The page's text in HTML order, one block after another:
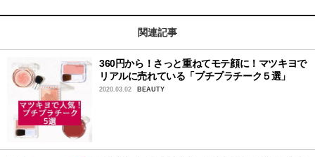
関連記事
360円から！さっと重ねてモテ顔に！マツキヨで
リアルに売れている「プチプラチーク５選」
2020.03.02 BEAUTY